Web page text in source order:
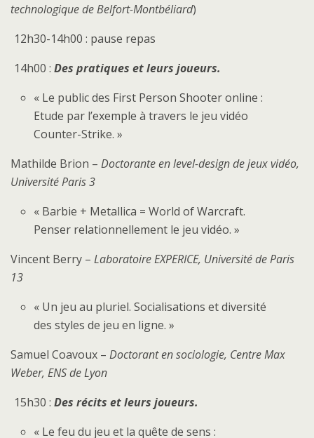
technologique de Belfort-Montbéliard)
12h30-14h00 : pause repas
14h00 : Des pratiques et leurs joueurs.
« Le public des First Person Shooter online :
Etude par l’exemple à travers le jeu vidéo
Counter-Strike. »
Mathilde Brion – Doctorante en level-design de jeux vidéo,
Université Paris 3
« Barbie + Metallica = World of Warcraft.
Penser relationnellement le jeu vidéo. »
Vincent Berry – Laboratoire EXPERICE, Université de Paris
13
« Un jeu au pluriel. Socialisations et diversité
des styles de jeu en ligne. »
Samuel Coavoux – Doctorant en sociologie, Centre Max
Weber, ENS de Lyon
15h30 : Des récits et leurs joueurs.
« Le feu du jeu et la quête de sens :